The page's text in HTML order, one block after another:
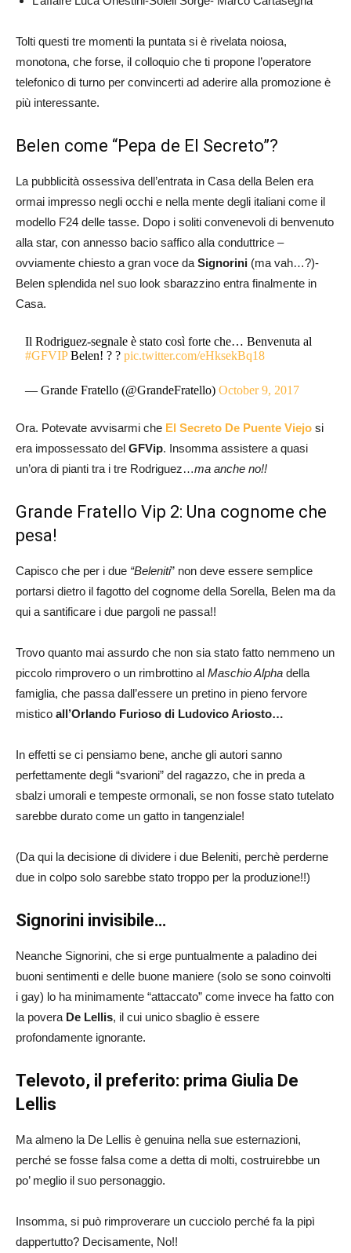
Tolti questi tre momenti la puntata si è rivelata noiosa,
monotona, che forse, il colloquio che ti propone l’operatore
telefonico di turno per convincerti ad aderire alla promozione è
più interessante.
Belen come “Pepa de El Secreto”?
La pubblicità ossessiva dell’entrata in Casa della Belen era
ormai impresso negli occhi e nella mente degli italiani come il
modello F24 delle tasse. Dopo i soliti convenevoli di benvenuto
alla star, con annesso bacio saffico alla conduttrice –
ovviamente chiesto a gran voce da Signorini (ma vah…?)-
Belen splendida nel suo look sbarazzino entra finalmente in
Casa.
Il Rodriguez-segnale è stato così forte che… Benvenuta al
#GFVIPBelen! ? ?pic.twitter.com/eHksekBq18
— Grande Fratello (@GrandeFratello)October 9, 2017
Ora. Potevate avvisarmi che El Secreto De Puente Viejo si
era impossessato del GFVip. Insomma assistere a quasi
un’ora di pianti tra i tre Rodriguez…ma anche no!!
Grande Fratello Vip 2: Una cognome che
pesa!
Capisco che per i due “Beleniti” non deve essere semplice
portarsi dietro il fagotto del cognome della Sorella, Belen ma da
qui a santificare i due pargoli ne passa!!
Trovo quanto mai assurdo che non sia stato fatto nemmeno un
piccolo rimprovero o un rimbrottino al Maschio Alpha della
famiglia, che passa dall’essere un pretino in pieno fervore
mistico all’Orlando Furioso di Ludovico Ariosto…
In effetti se ci pensiamo bene, anche gli autori sanno
perfettamente degli “svarioni” del ragazzo, che in preda a
sbalzi umorali e tempeste ormonali, se non fosse stato tutelato
sarebbe durato come un gatto in tangenziale!
(Da qui la decisione di dividere i due Beleniti, perchè perderne
due in colpo solo sarebbe stato troppo per la produzione!!)
Signorini invisibile…
Neanche Signorini, che si erge puntualmente a paladino dei
buoni sentimenti e delle buone maniere (solo se sono coinvolti
i gay) lo ha minimamente “attaccato” come invece ha fatto con
la povera De Lellis, il cui unico sbaglio è essere
profondamente ignorante.
Televoto, il preferito: prima Giulia De
Lellis
Ma almeno la De Lellis è genuina nella sue esternazioni,
perché se fosse falsa come a detta di molti, costruirebbe un
po’ meglio il suo personaggio.
Insomma, si può rimproverare un cucciolo perché fa la pipì
dappertutto? Decisamente, No!!